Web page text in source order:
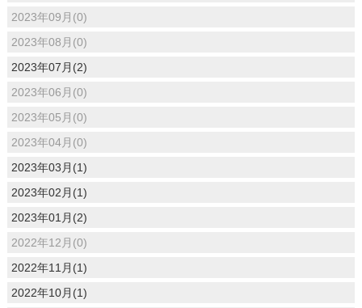
2023年09月(0)
2023年08月(0)
2023年07月(2)
2023年06月(0)
2023年05月(0)
2023年04月(0)
2023年03月(1)
2023年02月(1)
2023年01月(2)
2022年12月(0)
2022年11月(1)
2022年10月(1)